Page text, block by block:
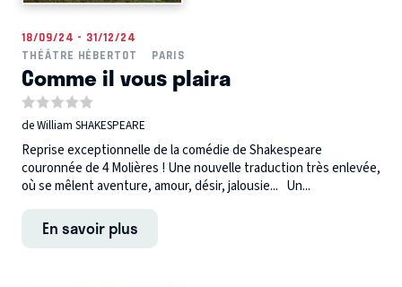
18/09/24 - 31/12/24
THÉÂTRE HÉBERTOT
PARIS
Comme il vous plaira
de William SHAKESPEARE
Reprise exceptionnelle de la comédie de Shakespeare
couronnée de 4 Molières ! Une nouvelle traduction très enlevée,
où se mêlent aventure, amour, désir, jalousie... Un...
En savoir plus